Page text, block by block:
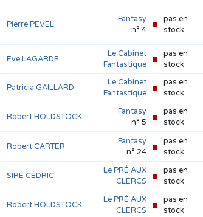
Pierre PEVEL
Fantasy
n° 4
pas en
stock
Ève LAGARDE
Le Cabinet
Fantastique
pas en
stock
Patricia GAILLARD
Le Cabinet
Fantastique
pas en
stock
Robert HOLDSTOCK
Fantasy
n° 5
pas en
stock
Robert CARTER
Fantasy
n° 24
pas en
stock
SIRE CÉDRIC
Le PRÉ AUX
CLERCS
pas en
stock
Robert HOLDSTOCK
Le PRÉ AUX
CLERCS
pas en
stock